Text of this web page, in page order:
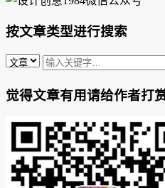
按文章类型进行搜索
觉得文章有用请给作者打赏